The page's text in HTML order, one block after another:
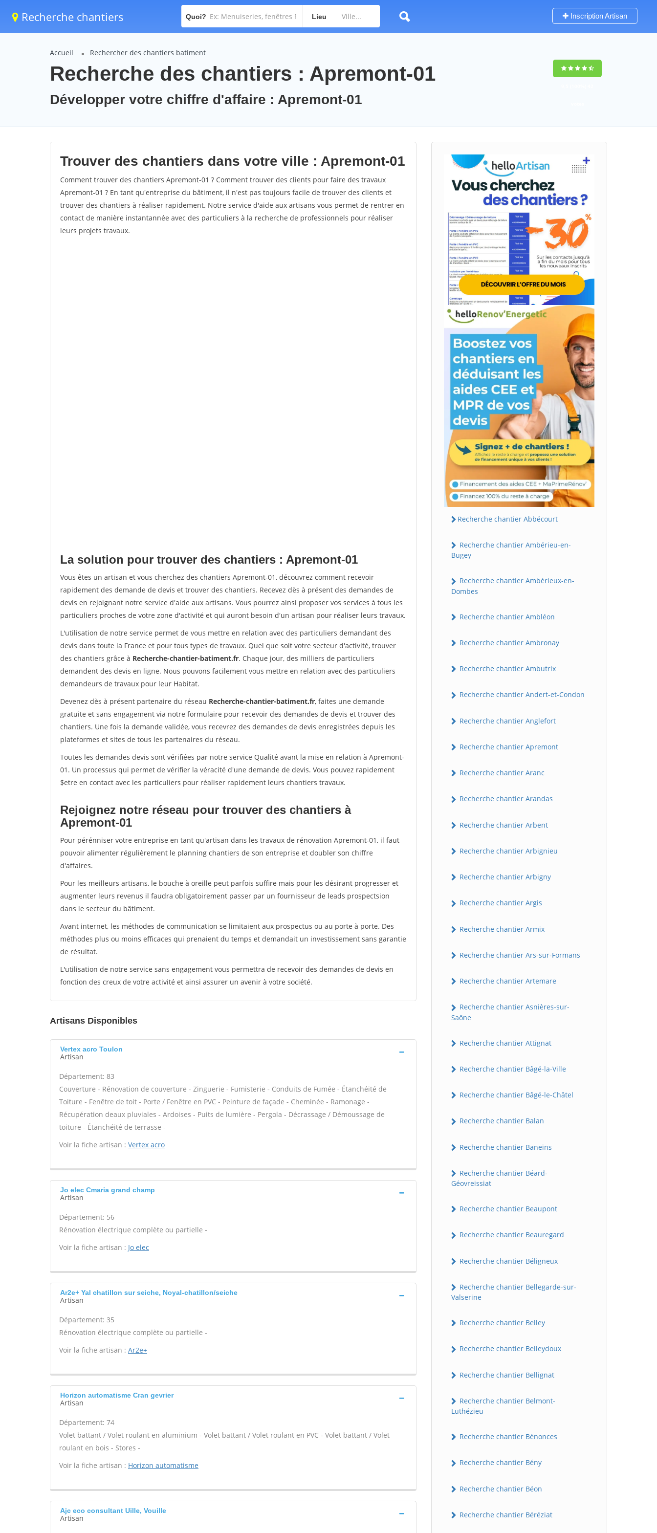
Recherche chantiers Quoi? Lieu Inscription Artisan
Accueil Rechercher des chantiers batiment
Recherche des chantiers : Apremont-01
Développer votre chiffre d'affaire : Apremont-01
Trouver des chantiers dans votre ville : Apremont-01
Comment trouver des chantiers Apremont-01 ? Comment trouver des clients pour faire des travaux
Apremont-01 ? En tant qu'entreprise du bâtiment, il n'est pas toujours facile de trouver des clients et
trouver des chantiers à réaliser rapidement. Notre service d'aide aux artisans vous permet de rentrer en
contact de manière instantannée avec des particuliers à la recherche de professionnels pour réaliser
leurs projets travaux.
La solution pour trouver des chantiers : Apremont-01
Vous êtes un artisan et vous cherchez des chantiers Apremont-01, découvrez comment recevoir
rapidement des demande de devis et trouver des chantiers. Recevez dès à présent des demandes de
devis en rejoignant notre service d'aide aux artisans. Vous pourrez ainsi proposer vos services à tous les
particuliers proches de votre zone d'activité et qui auront besoin d'un artisan pour réaliser leurs travaux.
L'utilisation de notre service permet de vous mettre en relation avec des particuliers demandant des
devis dans toute la France et pour tous types de travaux. Quel que soit votre secteur d'activité, trouver
des chantiers grâce à Recherche-chantier-batiment.fr. Chaque jour, des milliers de particuliers
demandent des devis en ligne. Nous pouvons facilement vous mettre en relation avec des particuliers
demandeurs de travaux pour leur Habitat.
Devenez dès à présent partenaire du réseau Recherche-chantier-batiment.fr, faites une demande
gratuite et sans engagement via notre formulaire pour recevoir des demandes de devis et trouver des
chantiers. Une fois la demande validée, vous recevrez des demandes de devis enregistrées depuis les
plateformes et sites de tous les partenaires du réseau.
Toutes les demandes devis sont vérifiées par notre service Qualité avant la mise en relation à Apremont-
01. Un processus qui permet de vérifier la véracité d'une demande de devis. Vous pouvez rapidement
$etre en contact avec les particuliers pour réaliser rapidement leurs chantiers travaux.
Rejoignez notre réseau pour trouver des chantiers à
Apremont-01
Pour pérénniser votre entreprise en tant qu'artisan dans les travaux de rénovation Apremont-01, il faut
pouvoir alimenter régulièrement le planning chantiers de son entreprise et doubler son chiffre
d'affaires.
Pour les meilleurs artisans, le bouche à oreille peut parfois suffire mais pour les désirant progresser et
augmenter leurs revenus il faudra obligatoirement passer par un fournisseur de leads prospectsion
dans le secteur du bâtiment.
Avant internet, les méthodes de communication se limitaient aux prospectus ou au porte à porte. Des
méthodes plus ou moins efficaces qui prenaient du temps et demandait un investissement sans garantie
de résultat.
L'utilisation de notre service sans engagement vous permettra de recevoir des demandes de devis en
fonction des creux de votre activité et ainsi assurer un avenir à votre société.
Artisans Disponibles
Vertex acro Toulon
Artisan
Département: 83
Couverture - Rénovation de couverture - Zinguerie - Fumisterie - Conduits de Fumée - Étanchéité de
Toiture - Fenêtre de toit - Porte / Fenêtre en PVC - Peinture de façade - Cheminée - Ramonage -
Récupération deaux pluviales - Ardoises - Puits de lumière - Pergola - Décrassage / Démoussage de
toiture - Étanchéité de terrasse -
Voir la fiche artisan : Vertex acro
Jo elec Cmaria grand champ
Artisan
Département: 56
Rénovation électrique complète ou partielle -
Voir la fiche artisan : Jo elec
Ar2e+ Yal chatillon sur seiche, Noyal-chatillon/seiche
Artisan
Département: 35
Rénovation électrique complète ou partielle -
Voir la fiche artisan : Ar2e+
Horizon automatisme Cran gevrier
Artisan
Département: 74
Volet battant / Volet roulant en aluminium - Volet battant / Volet roulant en PVC - Volet battant / Volet
roulant en bois - Stores -
Voir la fiche artisan : Horizon automatisme
Ajc eco consultant Uille, Vouille
Artisan
Recherche chantier Abbécourt
Recherche chantier Ambérieu-en-
Bugey
Recherche chantier Ambérieux-en-
Dombes
Recherche chantier Ambléon
Recherche chantier Ambronay
Recherche chantier Ambutrix
Recherche chantier Andert-et-Condon
Recherche chantier Anglefort
Recherche chantier Apremont
Recherche chantier Aranc
Recherche chantier Arandas
Recherche chantier Arbent
Recherche chantier Arbignieu
Recherche chantier Arbigny
Recherche chantier Argis
Recherche chantier Armix
Recherche chantier Ars-sur-Formans
Recherche chantier Artemare
Recherche chantier Asnières-sur-
Saône
Recherche chantier Attignat
Recherche chantier Bâgé-la-Ville
Recherche chantier Bâgé-le-Châtel
Recherche chantier Balan
Recherche chantier Baneins
Recherche chantier Béard-
Géovreissiat
Recherche chantier Beaupont
Recherche chantier Beauregard
Recherche chantier Béligneux
Recherche chantier Bellegarde-sur-
Valserine
Recherche chantier Belley
Recherche chantier Belleydoux
Recherche chantier Bellignat
Recherche chantier Belmont-
Luthézieu
Recherche chantier Bénonces
Recherche chantier Bény
Recherche chantier Béon
Recherche chantier Béréziat